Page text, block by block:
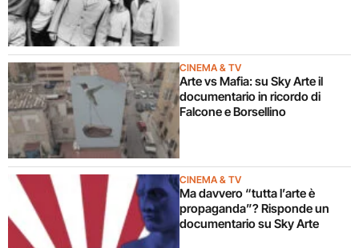
CINEMA & TV
Arte vs Mafia: su Sky Arte il
documentario in ricordo di
Falcone e Borsellino
CINEMA & TV
Ma davvero “tutta l’arte è
propaganda”? Risponde un
documentario su Sky Arte